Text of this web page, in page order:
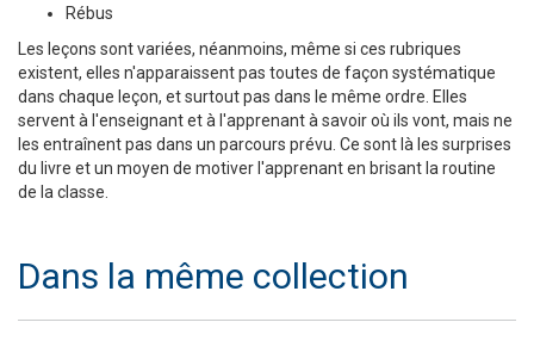
Rébus
Les leçons sont variées, néanmoins, même si ces rubriques
existent, elles n'apparaissent pas toutes de façon systématique
dans chaque leçon, et surtout pas dans le même ordre. Elles
servent à l'enseignant et à l'apprenant à savoir où ils vont, mais ne
les entraînent pas dans un parcours prévu. Ce sont là les surprises
du livre et un moyen de motiver l'apprenant en brisant la routine
de la classe.
Dans la même collection